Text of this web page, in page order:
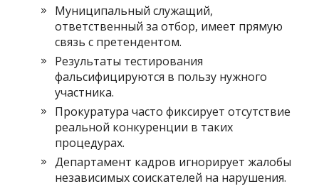
Муниципальный служащий,
ответственный за отбор, имеет прямую
связь с претендентом.
Результаты тестирования
фальсифицируются в пользу нужного
участника.
Прокуратура часто фиксирует отсутствие
реальной конкуренции в таких
процедурах.
Департамент кадров игнорирует жалобы
независимых соискателей на нарушения.